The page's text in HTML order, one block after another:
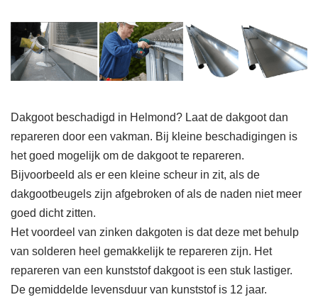
Dakgoot beschadigd in Helmond? Laat de dakgoot dan
repareren door een vakman. Bij kleine beschadigingen is
het goed mogelijk om de dakgoot te repareren.
Bijvoorbeeld als er een kleine scheur in zit, als de
dakgootbeugels zijn afgebroken of als de naden niet meer
goed dicht zitten.
Het voordeel van zinken dakgoten is dat deze met behulp
van solderen heel gemakkelijk te repareren zijn. Het
repareren van een kunststof dakgoot is een stuk lastiger.
De gemiddelde levensduur van kunststof is 12 jaar.